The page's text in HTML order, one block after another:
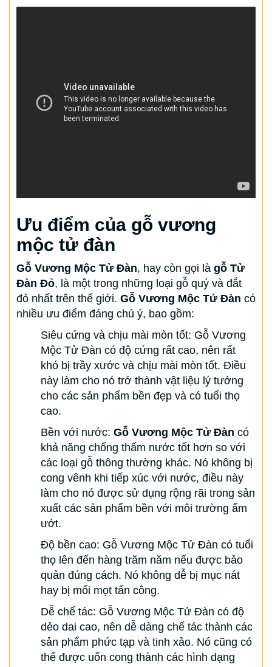
Ưu điểm của gỗ vương
mộc tử đàn
Gỗ Vương Mộc Tử Đàn, hay còn gọi là gỗ Tử
Đàn Đỏ, là một trong những loại gỗ quý và đắt
đỏ nhất trên thế giới. Gỗ Vương Mộc Tử Đàn có
nhiều ưu điểm đáng chú ý, bao gồm:
Siêu cứng và chịu mài mòn tốt: Gỗ Vương
Mộc Tử Đàn có độ cứng rất cao, nên rất
khó bị trầy xước và chịu mài mòn tốt. Điều
này làm cho nó trở thành vật liệu lý tưởng
cho các sản phẩm bền đẹp và có tuổi thọ
cao.
Bền với nước: Gỗ Vương Mộc Tử Đàn có
khả năng chống thấm nước tốt hơn so với
các loại gỗ thông thường khác. Nó không bị
cong vênh khi tiếp xúc với nước, điều này
làm cho nó được sử dụng rộng rãi trong sản
xuất các sản phẩm bền với môi trường ẩm
ướt.
Độ bền cao: Gỗ Vương Mộc Tử Đàn có tuổi
thọ lên đến hàng trăm năm nếu được bảo
quản đúng cách. Nó không dễ bị mục nát
hay bị mối mọt tấn công.
Dễ chế tác: Gỗ Vương Mộc Tử Đàn có độ
dẻo dai cao, nên dễ dàng chế tác thành các
sản phẩm phức tạp và tinh xảo. Nó cũng có
thể được uốn cong thành các hình dạng